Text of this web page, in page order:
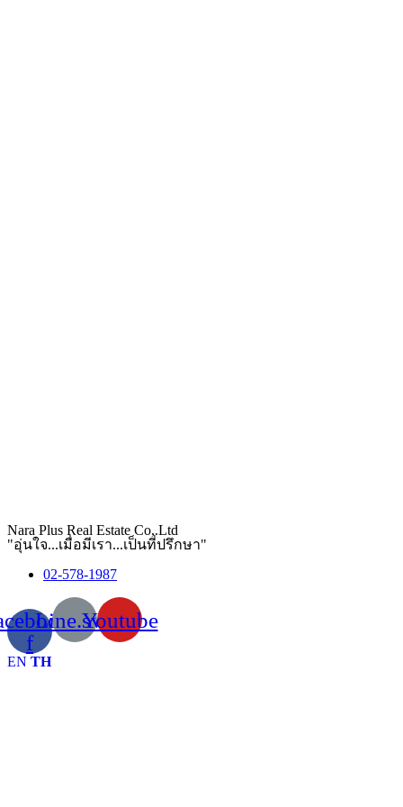
Nara Plus Real Estate Co,.Ltd
"อุ่นใจ...เมื่อมีเรา...เป็นที่ปรึกษา"
02-578-1987
f
Line.svgYoutube
EN TH